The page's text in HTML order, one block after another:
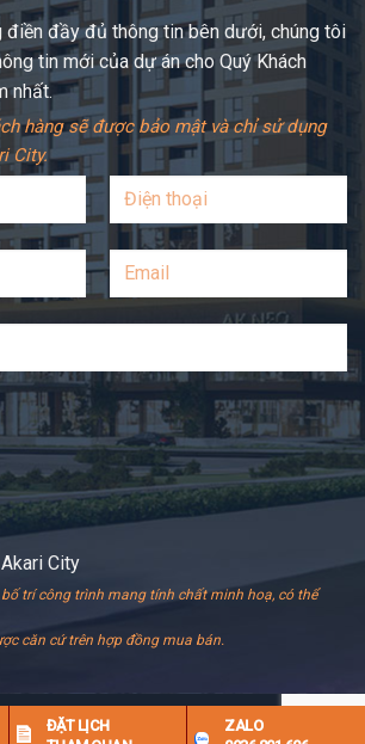
điền đầy đủ thông tin bên dưới, chúng tôi
tin mới của dự án cho Quý Khách
nhất.
hàng sẽ được bảo mật và chỉ sử dụng
City.
City
trí công trình mang tính chất minh hoạ, có thể
căn cứ trên hợp đồng mua bán.
ĐẶT LỊCH
ZALO